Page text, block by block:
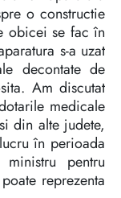
o constructie
obicei se fac în
s-a uzat
decontate de
Am discutat
medicale
din alte judete,
în perioada
pentru
reprezenta